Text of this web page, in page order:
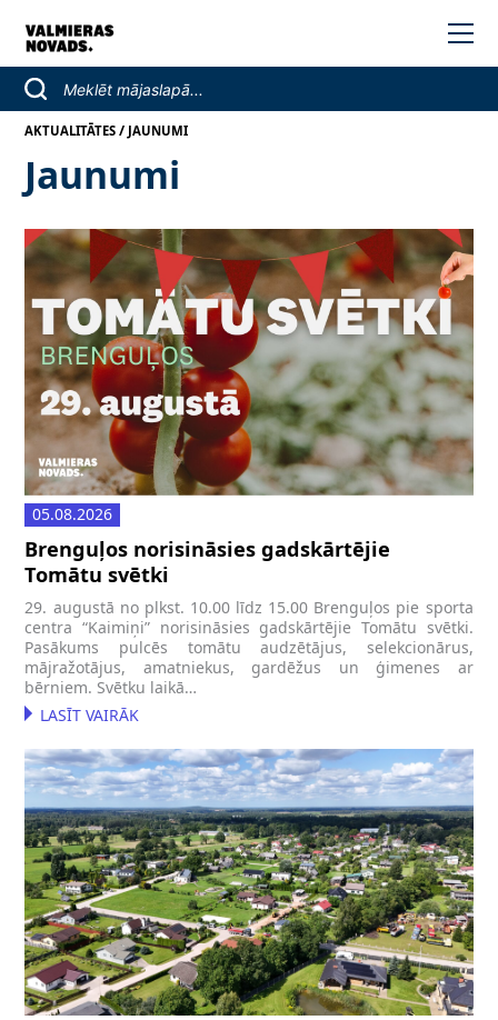
AKTUALITĀTES / JAUNUMI
Jaunumi
05.08.2026
Brenguļos norisināsies gadskārtējie
Tomātu svētki
29. augustā no plkst. 10.00 līdz 15.00 Brenguļos pie sporta
centra “Kaimiņi” norisināsies gadskārtējie Tomātu svētki.
Pasākums pulcēs tomātu audzētājus, selekcionārus,
mājražotājus, amatniekus, gardēžus un ģimenes ar
bērniem. Svētku laikā…
LASĪT VAIRĀK